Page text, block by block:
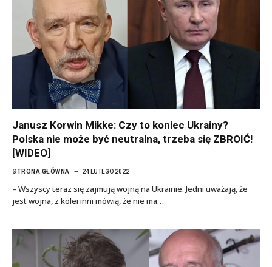
Janusz Korwin Mikke: Czy to koniec Ukrainy?
Polska nie może być neutralna, trzeba się ZBROIĆ!
[WIDEO]
STRONA GŁÓWNA 24 LUTEGO 2022
– Wszyscy teraz się zajmują wojną na Ukrainie. Jedni uważają, że
jest wojna, z kolei inni mówią, że nie ma…